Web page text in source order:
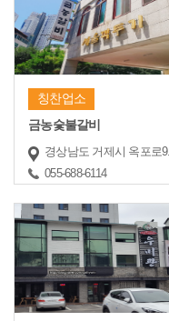
칭찬업소
금농숯불갈비
경상
055-688-6114